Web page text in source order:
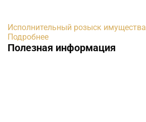
Исполнительный розыск имущества
Подробнее
Полезная информация